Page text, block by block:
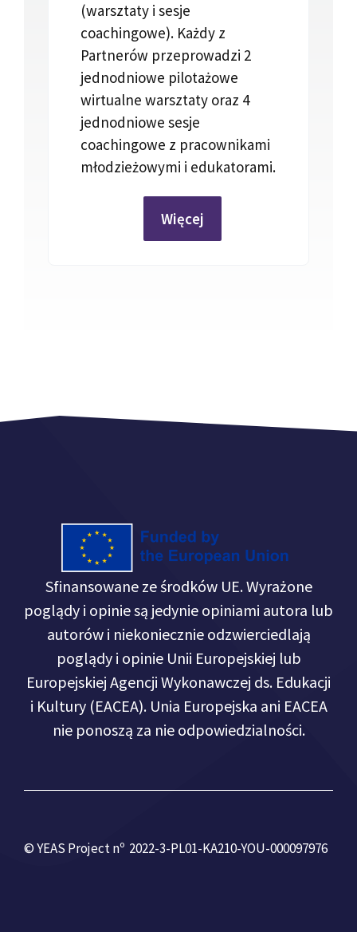
(warsztaty i sesje
coachingowe). Każdy z
Partnerów przeprowadzi 2
jednodniowe pilotażowe
wirtualne warsztaty oraz 4
jednodniowe sesje
coachingowe z pracownikami
młodzieżowymi i edukatorami.
Więcej
Sfinansowane ze środków UE. Wyrażone
poglądy i opinie są jedynie opiniami autora lub
autorów i niekoniecznie odzwierciedlają
poglądy i opinie Unii Europejskiej lub
Europejskiej Agencji Wykonawczej ds. Edukacji
i Kultury (EACEA). Unia Europejska ani EACEA
nie ponoszą za nie odpowiedzialności.
© YEAS Project nº 2022-3-PL01-KA210-YOU-000097976